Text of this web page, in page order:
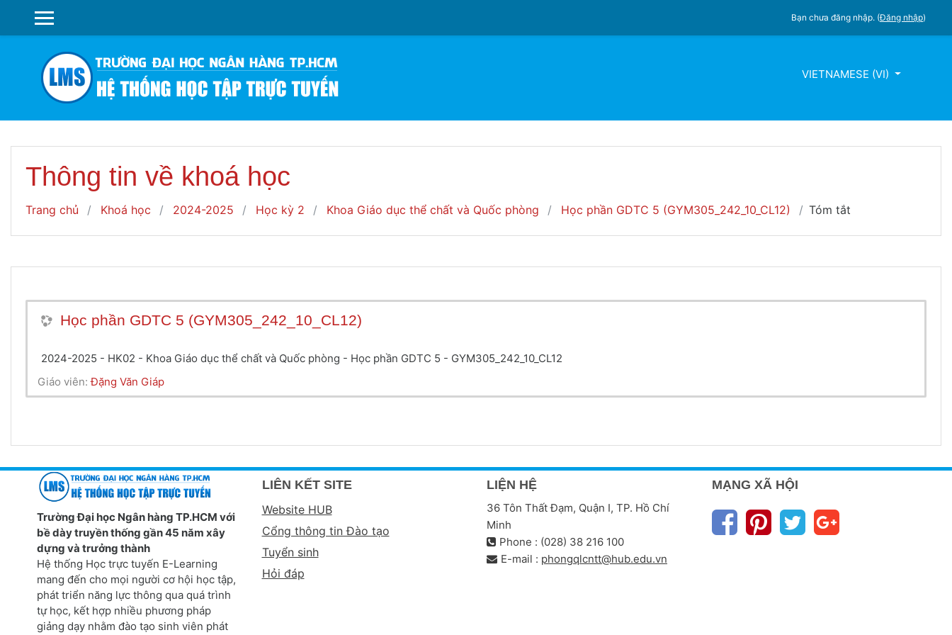
SIDE PANEL
Bạn chưa đăng nhập. (Đăng nhập)
VIETNAMESE ‎(VI)‎
Thông tin về khoá học
Trang chủ Khoá học 2024-2025 Học kỳ 2 Khoa Giáo dục thể chất và Quốc phòng Học phần GDTC 5 (GYM305_242_10_CL12) Tóm tắt
Học phần GDTC 5 (GYM305_242_10_CL12)
2024-2025 - HK02 - Khoa Giáo dục thể chất và Quốc phòng - Học phần GDTC 5 - GYM305_242_10_CL12
Giáo viên:Đặng Văn Giáp
Trường Đại học Ngân hàng TP.HCM với
bề dày truyền thống gần 45 năm xây
dựng và trưởng thành
Hệ thống Học trực tuyến E-Learning
mang đến cho mọi người cơ hội học tập,
phát triển năng lực thông qua quá trình
tự học, kết hợp nhiều phương pháp
giảng dạy nhằm đào tạo sinh viên phát
LIÊN KẾT SITE
Website HUB
Cổng thông tin Đào tạo
Tuyển sinh
Hỏi đáp
LIỆN HỆ
36 Tôn Thất Đạm, Quận I, TP. Hồ Chí
Minh
Phone : (028) 38 216 100
E-mail : phongqlcntt@hub.edu.vn
MẠNG XÃ HỘI